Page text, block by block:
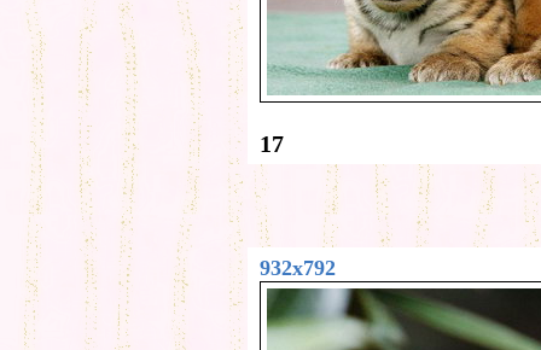
17
932x792